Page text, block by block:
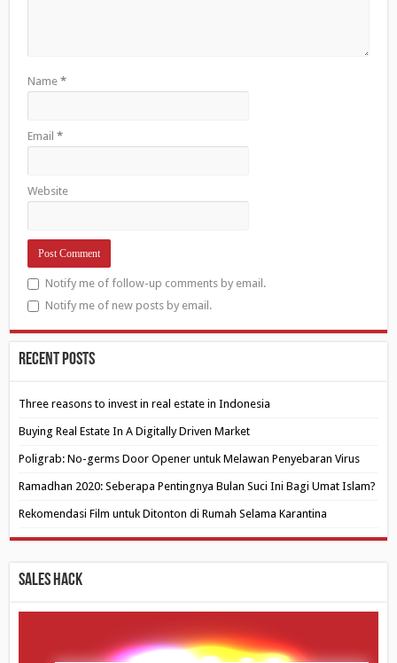
Name*
Email*
Website
Notify me of follow-up comments by email.
Notify me of new posts by email.
Recent Posts
Three reasons to invest in real estate in Indonesia
Buying Real Estate In A Digitally Driven Market
Poligrab: No-germs Door Opener untuk Melawan Penyebaran Virus
Ramadhan 2020: Seberapa Pentingnya Bulan Suci Ini Bagi Umat Islam?
Rekomendasi Film untuk Ditonton di Rumah Selama Karantina
Sales Hack